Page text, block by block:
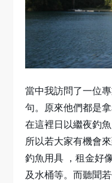
當中我訪問了一位
句。原來他們都是
在這裡日以繼夜釣
所以若大家有機會
釣魚用具 ，租金好
及水桶等。而聽聞